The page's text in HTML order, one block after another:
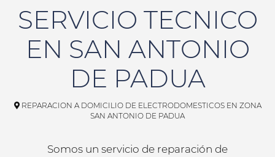
SERVICIO TECNICO
EN SAN ANTONIO
DE PADUA
REPARACION A DOMICILIO DE ELECTRODOMESTICOS EN ZONA
SAN ANTONIO DE PADUA
Somos un servicio de reparación de